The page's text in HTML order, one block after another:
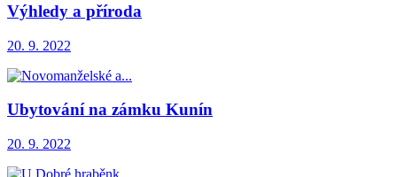
Výhledy a příroda
20. 9. 2022
Ubytování na zámku Kunín
20. 9. 2022